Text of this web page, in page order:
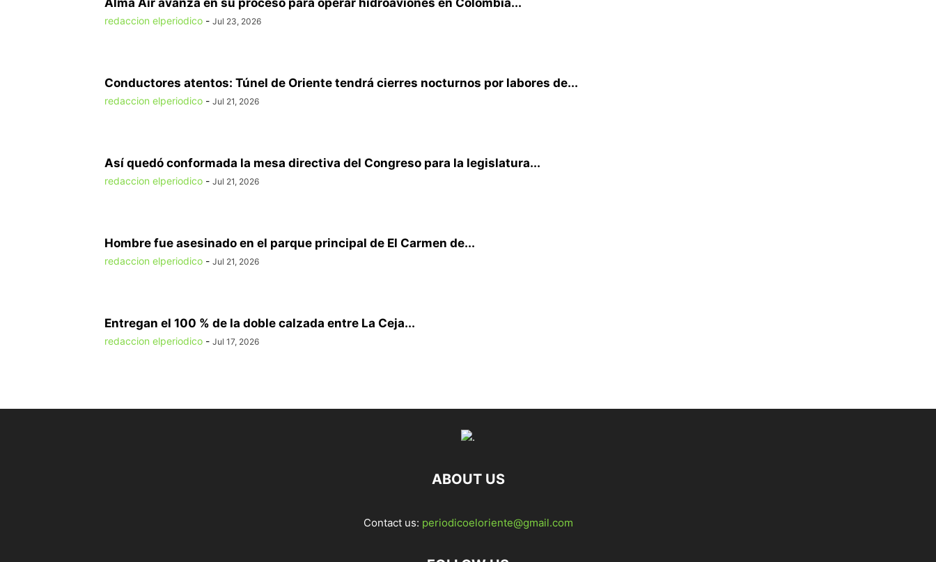
Alma Air avanza en su proceso para operar hidroaviones en Colombia...
redaccion elperiodico - Jul 23, 2026
Conductores atentos: Túnel de Oriente tendrá cierres nocturnos por labores de...
redaccion elperiodico - Jul 21, 2026
Así quedó conformada la mesa directiva del Congreso para la legislatura...
redaccion elperiodico - Jul 21, 2026
Hombre fue asesinado en el parque principal de El Carmen de...
redaccion elperiodico - Jul 21, 2026
Entregan el 100 % de la doble calzada entre La Ceja...
redaccion elperiodico - Jul 17, 2026
ABOUT US
Contact us: periodicoeloriente@gmail.com